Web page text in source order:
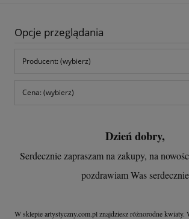
Opcje przeglądania
Producent: (wybierz)
Cena: (wybierz)
Dzień dobry,
Serdecznie zapraszam na zakupy, na
pozdrawiam Was serdecznie
W sklepie artystyczny.com.pl znajdziesz różnorodne kwiaty.